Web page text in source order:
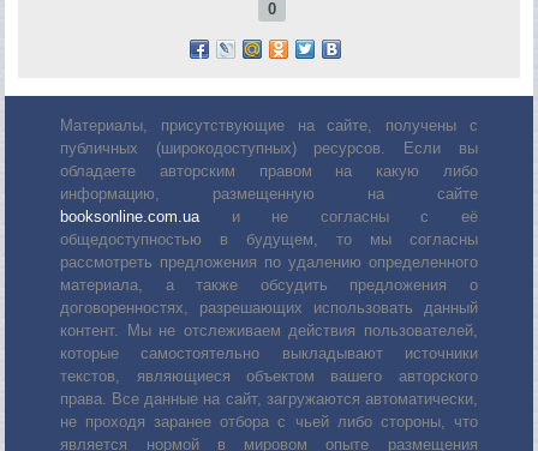
0
Материалы, присутствующие на сайте, получены с
публичных (широкодоступных) ресурсов. Если вы
обладаете авторским правом на какую либо
информацию, размещенную на сайте
booksonline.com.uaи не согласны с её
общедоступностью в будущем, то мы согласны
рассмотреть предложения по удалению определенного
материала, а также обсудить предложения о
договоренностях, разрешающих использовать данный
контент. Мы не отслеживаем действия пользователей,
которые самостоятельно выкладывают источники
текстов, являющиеся объектом вашего авторского
права. Все данные на сайт, загружаются автоматически,
не проходя заранее отбора с чьей либо стороны, что
является нормой в мировом опыте размещения